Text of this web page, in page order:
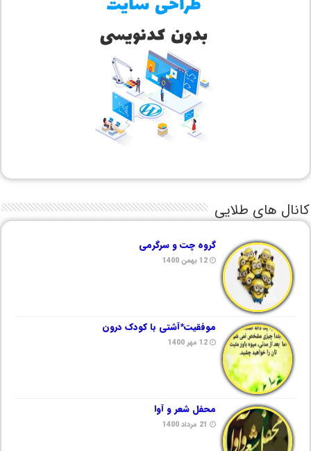
کانال های طلایی
گروه چت و سرگرمی
12 بهمن 1400
موفقیت*آشتی با کودک درون
12 مهر 1400
محفل شعر و آوا
21 مرداد 1400